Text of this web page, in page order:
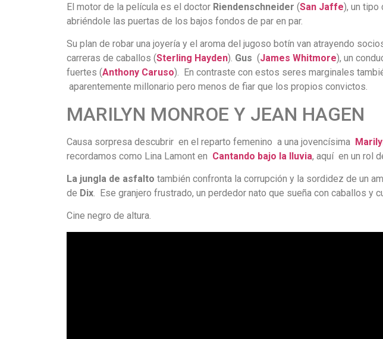
El motor de la película es el doctor Riendenschneider (San Jaffe), un tipo
abriéndole las puertas de los bajos fondos de par en par.
Su plan de robar una joyería y el aroma del jugoso botín van atrayendo
carreras de caballos (Sterling Hayden). Gus (James Whitmore), un
fuertes (Anthony Caruso). En contraste con estos seres marginales
aparentemente millonario pero menos de fiar que los propios convictos.
MARILYN MONROE Y JEAN HAGEN
Causa sorpresa descubrir en el reparto femenino a una jovencísima
recordamos como Lina Lamont en Cantando bajo la lluvia, aquí en un rol
La jungla de asfalto también confronta la corrupción y la sordidez de un
de Dix. Ese granjero frustrado, un perdedor nato que sueña con caballos y
Cine negro de altura.